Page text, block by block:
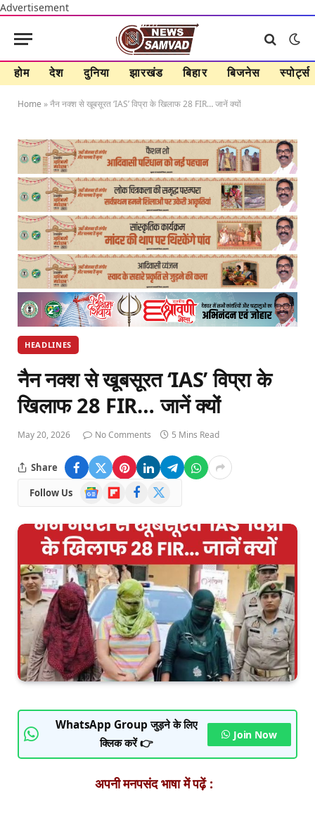
Advertisement
होम देश दुनिया झारखंड बिहार बिजनेस स्पोर्ट्स
Home »नैन नक्श से खूबसूरत ‘IAS’ विप्रा के खिलाफ 28 FIR… जानें क्यों
HEADLINES
नैन नक्श से खूबसूरत ‘IAS’ विप्रा के
खिलाफ 28 FIR… जानें क्यों
May 20, 2026 No Comments 5 Mins Read
Share
Follow Us
Google
News
FlipboardFacebook
WhatsApp Group जुड़ने के लिए
क्लिक करें 👉
Join Now
अपनी मनपसंद भाषा में पढ़ें :